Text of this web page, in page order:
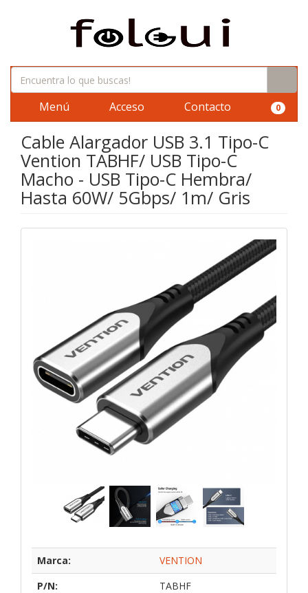
Menú Acceso Contacto 0
Cable Alargador USB 3.1 Tipo-C
Vention TABHF/ USB Tipo-C
Macho - USB Tipo-C Hembra/
Hasta 60W/ 5Gbps/ 1m/ Gris
Marca:
VENTION
P/N:
TABHF